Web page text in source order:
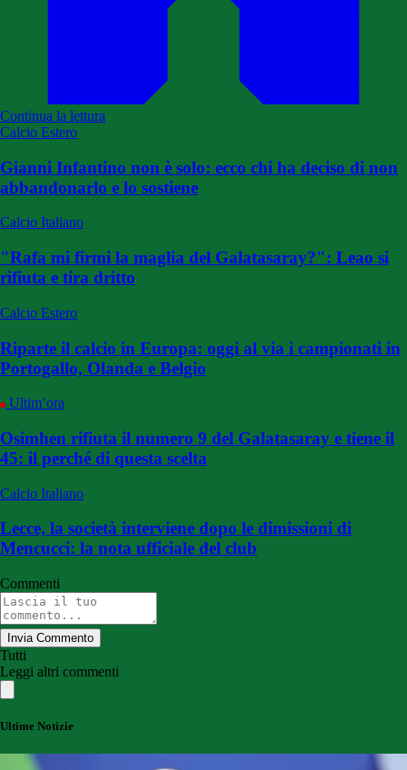
Continua la lettura
Calcio Estero
Gianni Infantino non è solo: ecco chi ha deciso di non
abbandonarlo e lo sostiene
Calcio Italiano
"Rafa mi firmi la maglia del Galatasaray?": Leao si
rifiuta e tira dritto
Calcio Estero
Riparte il calcio in Europa: oggi al via i campionati in
Portogallo, Olanda e Belgio
Ultim’ora
Osimhen rifiuta il numero 9 del Galatasaray e tiene il
45: il perché di questa scelta
Calcio Italiano
Lecce, la società interviene dopo le dimissioni di
Mencucci: la nota ufficiale del club
Commenti
Invia Commento
Tutti
Leggi altri commenti
Ultime Notizie